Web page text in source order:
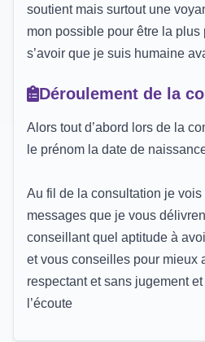
soutient mais surtout une
mon possible pour être la plus
s’avoir que je suis humaine
Déroulement de la
Alors tout d’abord lors de la
le prénom la date de
Au fil de la consultation je
messages que je vous
conseillant quel aptitude à
et vous conseilles pour mieux
respectant et sans jugement
l’écoute